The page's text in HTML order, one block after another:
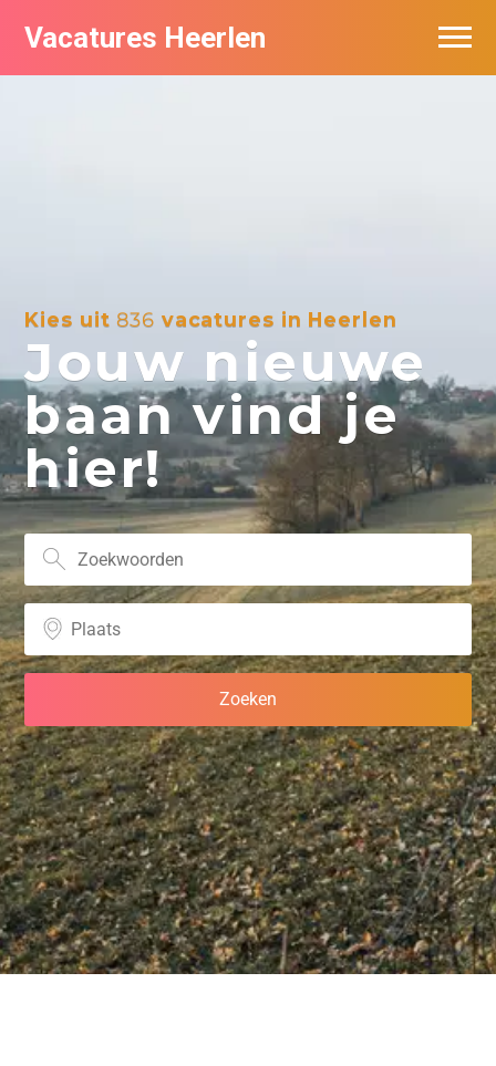
Vacatures Heerlen
Kies uit 836 vacatures in Heerlen
Jouw nieuwe
baan vind je
hier!
Vacatures per bedrijf in Heerlen